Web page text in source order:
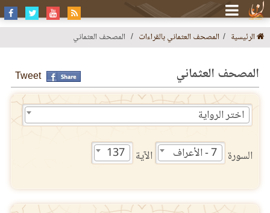
الرئيسية المصحف العثماني بالقراءات المصحف العثماني
المصحف العثماني Tweet
اختر الرواية
السورة 7 - الأعراف الآية 137